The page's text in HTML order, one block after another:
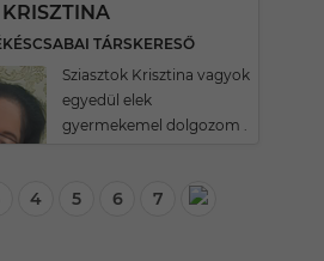
KRISZTINA
TÁRSKERESŐ
Sziasztok Krisztina vagyok
egyedül elek
gyermekemel dolgozom .
4 5 6 7